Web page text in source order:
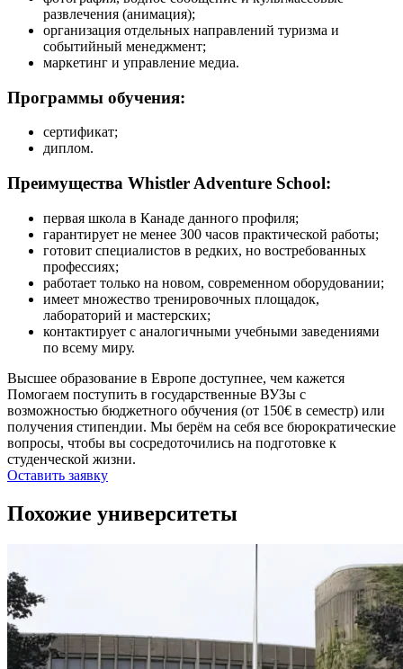
развлечения (анимация);
организация отдельных направлений туризма и
событийный менеджмент;
маркетинг и управление медиа.
Программы обучения:
сертификат;
диплом.
Преимущества Whistler Adventure School:
первая школа в Канаде данного профиля;
гарантирует не менее 300 часов практической работы;
готовит специалистов в редких, но востребованных
профессиях;
работает только на новом, современном оборудовании;
имеет множество тренировочных площадок,
лабораторий и мастерских;
контактирует с аналогичными учебными заведениями
по всему миру.
Высшее образование в Европе доступнее, чем кажется
Помогаем поступить в государственные ВУЗы с
возможностью бюджетного обучения (от 150€ в семестр) или
получения стипендии. Мы берём на себя все бюрократические
вопросы, чтобы вы сосредоточились на подготовке к
студенческой жизни.
Оставить заявку
Похожие университеты